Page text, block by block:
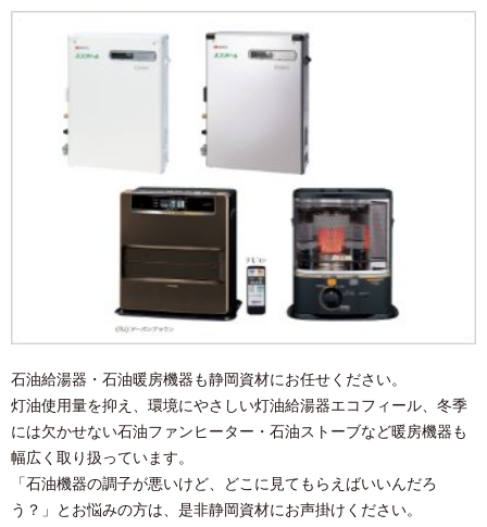
石油給湯器・石油暖房機器も静岡資材にお任せください。
灯油使用量を抑え、環境にやさしい灯油給湯器エコフィール、 冬季
には欠かせない石油ファンヒーター・石油ストーブなど暖房機器も
幅広く取り扱っています。
「石油機器の調子が悪いけど、どこに見てもらえばいいんだろ
う？」とお悩みの方は、是非静岡資材にお声掛けください。